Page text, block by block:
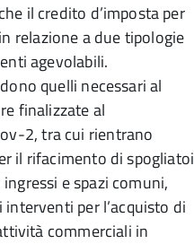
il credito d’imposta per
relazione a due tipologie
agevolabili.
quelli necessari al
finalizzate al
2, tra cui rientrano
il rifacimento di spogliatoi
e spazi comuni,
per l’acquisto di
commerciali in